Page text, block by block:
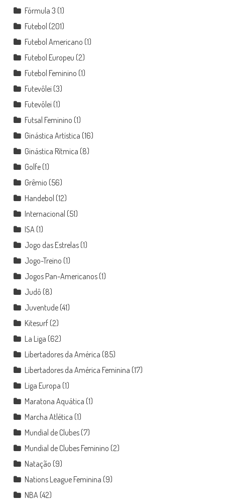
Fórmula 3 (1)
Futebol (201)
Futebol Americano (1)
Futebol Europeu (2)
Futebol Feminino (1)
Futevôlei (3)
Futevôlei (1)
Futsal Feminino (1)
Ginástica Artística (16)
Ginástica Rítmica (8)
Golfe(1)
Grêmio (56)
Handebol (12)
Internacional (51)
ISA (1)
Jogo das Estrelas(1)
Jogo-Treino (1)
Jogos Pan-Americanos(1)
Judô (8)
Juventude(41)
Kitesurf(2)
La Liga (62)
Libertadores da América (85)
Libertadores da América Feminina (17)
Liga Europa (1)
Maratona Aquática (1)
Marcha Atlética (1)
Mundial de Clubes(7)
Mundial de Clubes Feminino (2)
Natação (9)
Nations League Feminina (9)
NBA (42)